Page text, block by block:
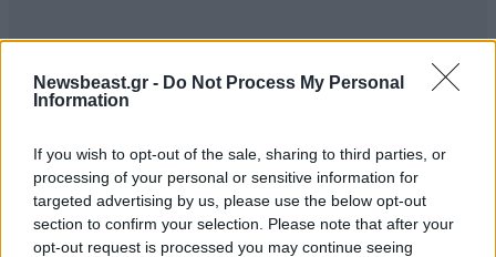
Newsbeast.gr - Do Not Process My Personal
Information
If you wish to opt-out of the sale, sharing to third parties, or
processing of your personal or sensitive information for
targeted advertising by us, please use the below opt-out
section to confirm your selection. Please note that after your
opt-out request is processed you may continue seeing
Xαρακτήρες: 0/1000